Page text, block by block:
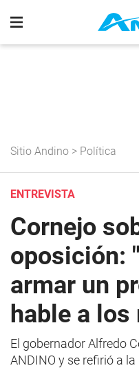
Sitio Andino > Política
ENTREVISTA
Cornejo
oposición:
armar un
hable a
El gobernador Alfredo
ANDINO y se refirió a